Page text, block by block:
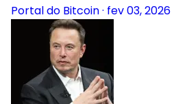
Portal do Bitcoin· fev 03, 2026